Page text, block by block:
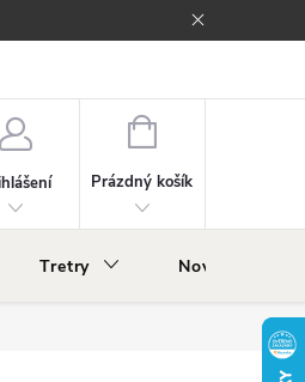
NÁKUPNÍ
Prázdný košík
Tretry Nově v